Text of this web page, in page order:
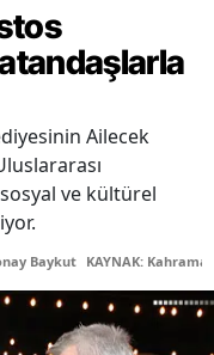
Ailecek
ve kültürel
Baykut KAYNAK: